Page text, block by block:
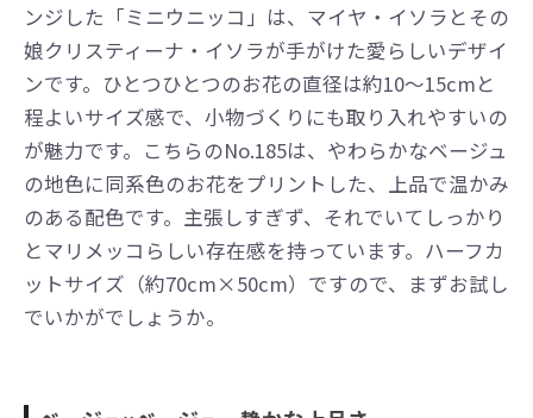
ンジした「ミニウニッコ」は、マイヤ・イソラとその
娘クリスティーナ・イソラが手がけた愛らしいデザイ
ンです。ひとつひとつのお花の直径は約10〜15cmと
程よいサイズ感で、小物づくりにも取り入れやすいの
が魅力です。こちらのNo.185は、やわらかなベージュ
の地色に同系色のお花をプリントした、上品で温かみ
のある配色です。主張しすぎず、それでいてしっかり
とマリメッコらしい存在感を持っています。ハーフカ
ットサイズ（約70cm×50cm）ですので、まずお試し
でいかがでしょうか。